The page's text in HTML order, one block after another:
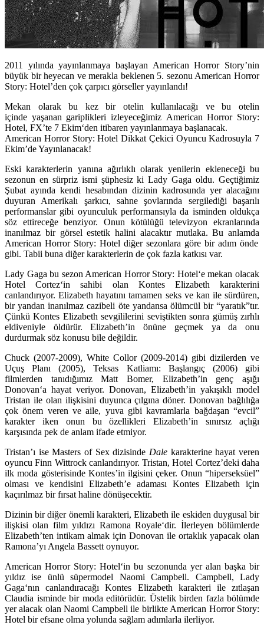
2011 yılında yayınlanmaya başlayan American Horror Story’nin
büyük bir heyecan ve merakla beklenen 5. sezonu American Horror
Story: Hotel’den çok çarpıcı görseller yayınlandı!
Mekan olarak bu kez bir otelin kullanılacağı ve bu otelin
içinde yaşanan gariplikleri izleyeceğimiz American Horror Story:
Hotel, FX’te 7 Ekim‘den itibaren yayınlanmaya başlanacak.
American Horror Story: Hotel Dikkat Çekici Oyuncu Kadrosuyla 7
Ekim’de Yayınlanacak!
Eski karakterlerin yanına ağırlıklı olarak yenilerin ekleneceği bu
sezonun en sürpriz ismi şüphesiz kiLady Gaga oldu. Geçtiğimiz
Şubat ayında kendi hesabından dizinin kadrosunda yer alacağını
duyuran Amerikalı şarkıcı, sahne şovlarında sergilediği başarılı
performanslar gibi oyunculuk performansıyla da isminden oldukça
söz ettireceğe benziyor. Onun kötülüğü televizyon ekranlarında
inanılmaz bir görsel estetik halini alacaktır mutlaka. Bu anlamda
American Horror Story: Hotel diğer sezonlara göre bir adım önde
gibi. Tabii buna diğer karakterlerin de çok fazla katkısı var.
Lady Gaga bu sezon American Horror Story: Hotel‘e mekan olacak
Hotel Cortez‘in sahibi olan Kontes Elizabeth karakterini
canlandırıyor. Elizabeth hayatını tamamen seks ve kan ile sürdüren,
bir yandan inanılmaz cazibeli öte yandansa ölümcül bir “yaratık”tır.
Çünkü Kontes Elizabeth sevgililerini seviştikten sonra gümüş zırhlı
eldiveniyle öldürür. Elizabeth’in önüne geçmek ya da onu
durdurmak söz konusu bile değildir.
Chuck (2007-2009), White Collor (2009-2014) gibi dizilerden ve
Uçuş Planı (2005), Teksas Katliamı: Başlangıç (2006)gibi
filmlerden tanıdığımızMatt Bomer, Elizabeth’in genç aşığı
Donovan‘a hayat veriyor. Donovan, Elizabeth’in yakışıklı model
Tristan ile olan ilişkisini duyunca çılgına döner. Donovan bağlılığa
çok önem veren ve aile, yuva gibi kavramlarla bağdaşan “evcil”
karakter iken onun bu özellikleri Elizabeth’in sınırsız açlığı
karşısında pek de anlam ifade etmiyor.
Tristan’ı iseMasters of Sexdizisinde Dale karakterine hayat veren
oyuncuFinn Wittrockcanlandırıyor. Tristan, Hotel Cortez’deki daha
ilk moda gösterisinde Kontes’in ilgisini çeker. Onun “hiperseksüel”
olması ve kendisini Elizabeth’e adaması Kontes Elizabeth için
kaçırılmaz bir fırsat haline dönüşecektir.
Dizinin bir diğer önemli karakteri, Elizabeth ile eskiden duygusal bir
ilişkisi olan film yıldızı Ramona Royale‘dir. İlerleyen bölümlerde
Elizabeth’ten intikam almak için Donovan ile ortaklık yapacak olan
Ramona’yı Angela Bassett oynuyor.
American Horror Story: Hotel‘in bu sezonunda yer alan başka bir
yıldız ise ünlü süpermodel Naomi Campbell. Campbell,
Lady
Gaga‘nın canlandıracağı Kontes Elizabeth karakteri ile zıtlaşan
Claudia isminde bir moda editörüdür. Üstelik birden fazla bölümde
yer alacak olanNaomi Campbell ile birlikte American Horror Story:
Hotel bir efsane olma yolunda sağlam adımlarla ilerliyor.